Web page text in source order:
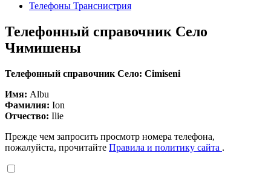
Телефоны Транснистрия
Телефонный справочник Село
Чимишены
Телефонный справочник Село: Cimiseni
Имя: Albu
Фамилия: Ion
Отчество: Ilie
Прежде чем запросить просмотр номера телефона,
пожалуйста, прочитайте Правила и политику сайта .